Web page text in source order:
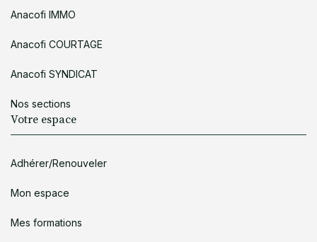
Anacofi IMMO
Anacofi COURTAGE
Anacofi SYNDICAT
Nos sections
Votre espace
Adhérer/Renouveler
Mon espace
Mes formations